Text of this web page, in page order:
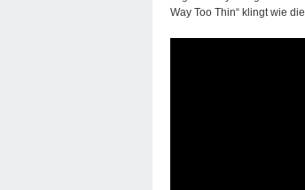
Way Too Thin“ klingt wie